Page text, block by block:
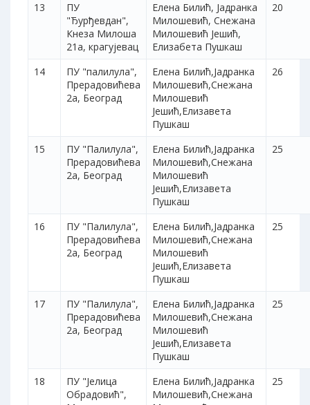
13
ПУ
"Ђурђевдан",
Кнеза Милоша
21а, крагујевац
Елена Билић, Јадранка
Милошевић, Снежана
Милошевић Јешић,
Елизабета Пушкаш
20
14
ПУ "палилула",
Прерадовићева
2а, Београд
Елена Билић,Јадранка
Милошевић,Снежана
Милошевић
Јешић,Елизавета
Пушкаш
26
15
ПУ "Палилула",
Прерадовићева
2а, Београд
Елена Билић,Јадранка
Милошевић,Снежана
Милошевић
Јешић,Елизавета
Пушкаш
25
16
ПУ "Палилула",
Прерадовићева
2а, Београд
Елена Билић,Јадранка
Милошевић,Снежана
Милошевић
Јешић,Елизавета
Пушкаш
25
17
ПУ "Палилула",
Прерадовићева
2а, Београд
Елена Билић,Јадранка
Милошевић,Снежана
Милошевић
Јешић,Елизавета
Пушкаш
25
18
ПУ "Јелица
Обрадовић",
Елена Билић,Јадранка
Милошевић,Снежана
25